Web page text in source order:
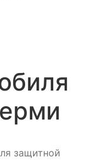
защитной